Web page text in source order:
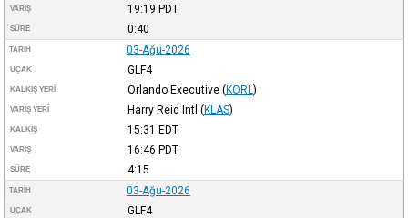
VARIŞ 19:19 PDT
SÜRE 0:40
TARIH 03-Ağu-2026
UÇAK GLF4
KALKIŞ YERI Orlando Executive (KORL )
VARIŞ YERI Harry Reid Intl (KLAS)
KALKIŞ 15:31 EDT
VARIŞ 16:46 PDT
SÜRE 4:15
TARIH 03-Ağu-2026
UÇAK GLF4